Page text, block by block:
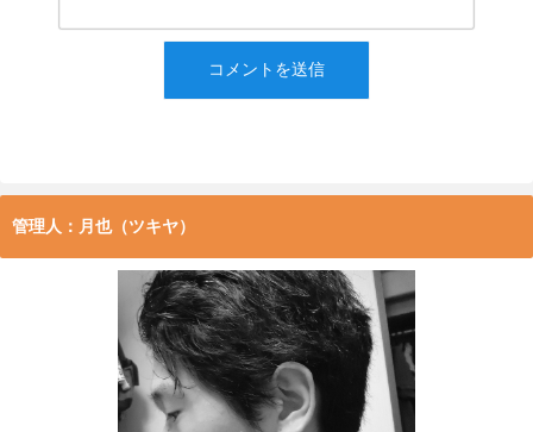
管理人：月也（ツキヤ）